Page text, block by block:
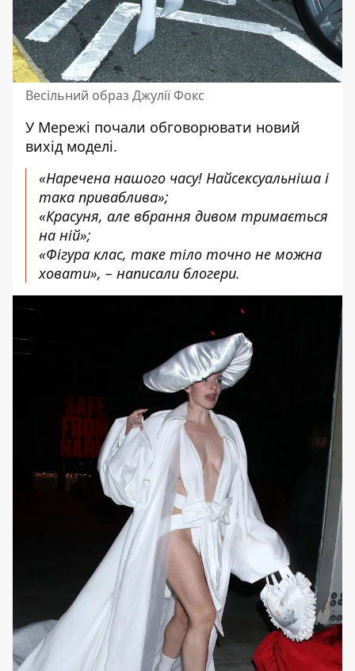
Весільний образ Джулії Фокс
У Мережі почали обговорювати новий
вихід моделі.
«Наречена нашого часу! Найсексуальніша і
така приваблива»;
«Красуня, але вбрання дивом тримається
на ній»;
«Фігура клас, таке тіло точно не можна
ховати», – написали блогери.